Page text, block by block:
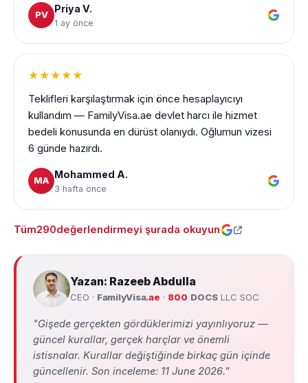
PV
Priya V.
1 ay önce
★★★★★
Teklifleri karşılaştırmak için önce hesaplayıcıyı
kullandım — FamilyVisa.ae devlet harcı ile hizmet
bedeli konusunda en dürüst olanıydı. Oğlumun vizesi
6 günde hazırdı.
MA
Mohammed A.
3 hafta önce
Tüm290değerlendirmeyi şurada okuyun
Yazan: Razeeb Abdulla
CEO · FamilyVisa.ae · 800 DOCSLLC SOC
"Gişede gerçekten gördüklerimizi yayınlıyoruz —
güncel kurallar, gerçek harçlar ve önemli
istisnalar. Kurallar değiştiğinde birkaç gün içinde
güncellenir. Son inceleme: 11 June 2026."